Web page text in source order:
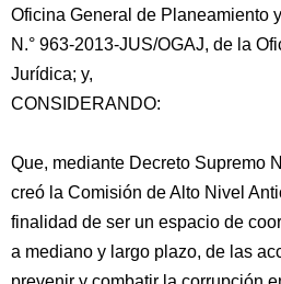
Oficina General de Planeamiento
N.° 963-2013-JUS/OGAJ, de la
Jurídica; y,
CONSIDERANDO:
Que, mediante Decreto Supremo
creó la Comisión de Alto Nivel
finalidad de ser un espacio de
a mediano y largo plazo, de las